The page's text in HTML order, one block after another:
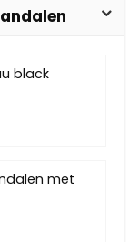
black
met